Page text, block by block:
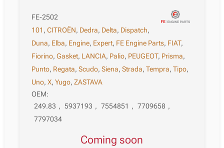
FE-2502
101 ,CITROËN, Dedra, Delta, Dispatch,
Duna, Elba, Engine, Expert, FE Engine Parts, FIAT,
Fiorino,Gasket, LANCIA, Palio, PEUGEOT, Prisma,
Punto, Regata,Scudo,Siena,Strada,Tempra,Tipo,
Uno,X,Yugo,ZASTAVA
OEM:
249.83 , 5937193 , 7554851 , 7709658 ,
7797034
Coming soon